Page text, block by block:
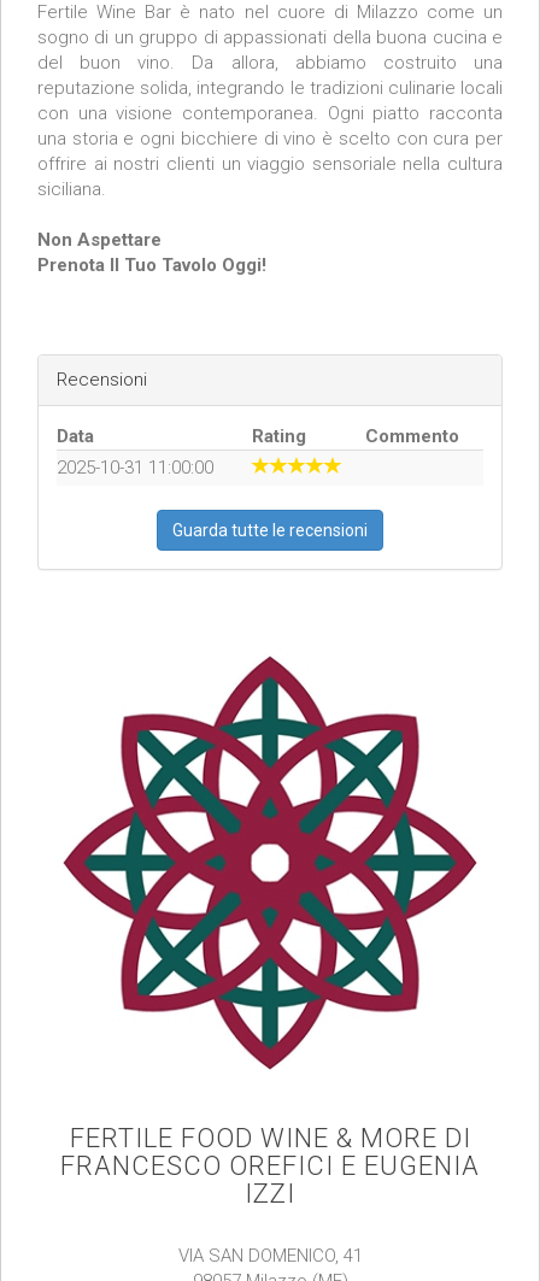
Fertile Wine Bar è nato nel cuore di Milazzo come un
sogno di un gruppo di appassionati della buona cucina e
del buon vino. Da allora, abbiamo costruito una
reputazione solida, integrando le tradizioni culinarie locali
con una visione contemporanea. Ogni piatto racconta
una storia e ogni bicchiere di vino è scelto con cura per
offrire ai nostri clienti un viaggio sensoriale nella cultura
siciliana.
Non Aspettare
Prenota Il Tuo Tavolo Oggi!
Recensioni
Data Rating
Commento
2025-10-31 11:00:00
Guarda tutte le recensioni
FERTILE FOOD WINE & MORE DI
FRANCESCO OREFICI E EUGENIA
IZZI
VIA SAN DOMENICO, 41